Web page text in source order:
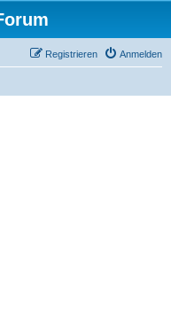
Anmelden
Registrieren